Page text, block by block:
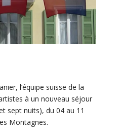
l’équipe suisse de la
à un nouveau séjour
sept nuits), du 04 au 11
Montagnes.